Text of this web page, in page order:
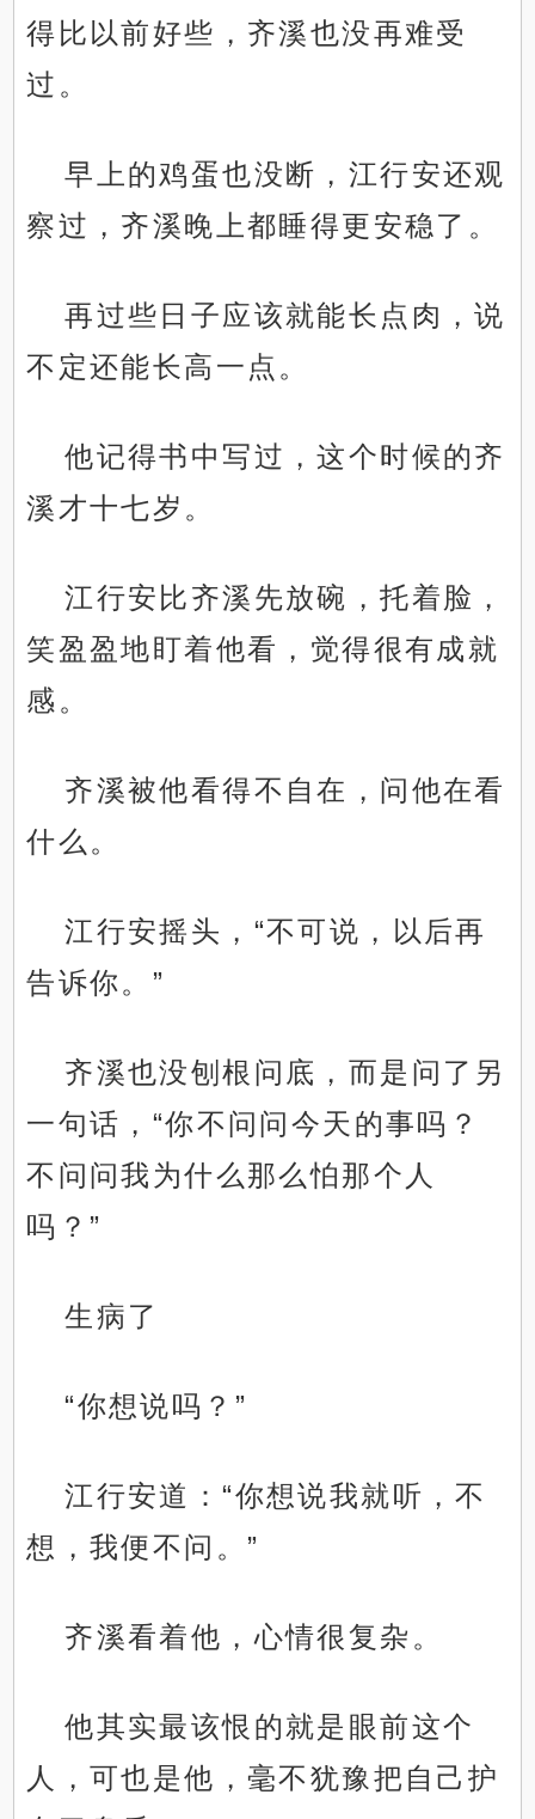
得比以前好些，齐溪也没再难受
过。
早上的鸡蛋也没断，江行安还观
察过，齐溪晚上都睡得更安稳了。
再过些日子应该就能长点肉，说
不定还能长高一点。
他记得书中写过，这个时候的齐
溪才十七岁。
江行安比齐溪先放碗，托着脸，
笑盈盈地盯着他看，觉得很有成就
感。
齐溪被他看得不自在，问他在看
什么。
江行安摇头，“不可说，以后再
告诉你。”
齐溪也没刨根问底，而是问了另
一句话，“你不问问今天的事吗？
不问问我为什么那么怕那个人
吗？”
生病了
“你想说吗？”
江行安道：“你想说我就听，不
想，我便不问。”
齐溪看着他，心情很复杂。
他其实最该恨的就是眼前这个
人，可也是他，毫不犹豫把自己护